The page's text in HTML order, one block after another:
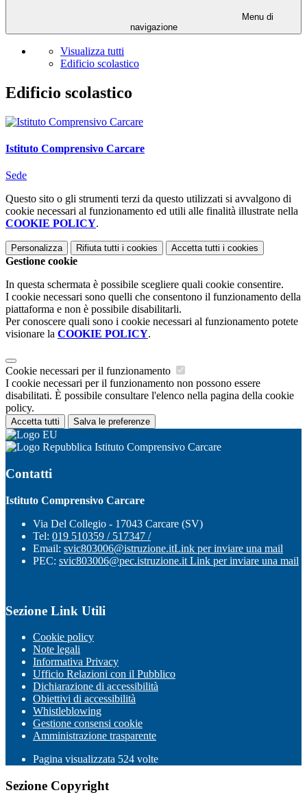
Menu di
navigazione
Visualizza tutti
Edificio scolastico
Edificio scolastico
Istituto Comprensivo Carcare
Sede
Questo sito o gli strumenti terzi da questo utilizzati si avvalgono di
cookie necessari al funzionamento ed utili alle finalità illustrate nella
COOKIE POLICY.
Personalizza Rifiuta tutti i cookies Accetta tutti i cookies
Gestione cookie
In questa schermata è possibile scegliere quali cookie consentire.
I cookie necessari sono quelli che consentono il funzionamento della
piattaforma e non è possibile disabilitarli.
Per conoscere quali sono i cookie necessari al funzionamento potete
visionare la COOKIE POLICY.
Cookie necessari per il funzionamento
I cookie necessari per il funzionamento non possono essere
disabilitati. È possibile consultare l'elenco nella pagina della cookie
policy.
Accetta tutti Salva le preferenze
Istituto Comprensivo Carcare
Contatti
Istituto Comprensivo Carcare
Via Del Collegio - 17043 Carcare (SV)
Tel: 019 510359 / 517347 /
Email: svic803006@istruzione.itLink per inviare una mail
PEC: svic803006@pec.istruzione.it Link per inviare una mail
Sezione Link Utili
Cookie policy
Note legali
Informativa Privacy
Ufficio Relazioni con il Pubblico
Dichiarazione di accessibilità
Obiettivi di accessibilità
Whistleblowing
Gestione consensi cookie
Amministrazione trasparente
Pagina visualizzata 524 volte
Sezione Copyright